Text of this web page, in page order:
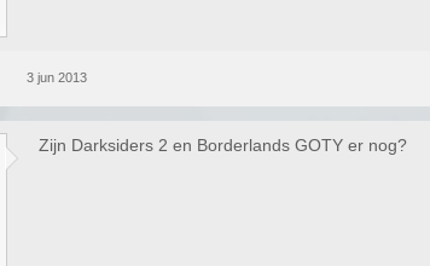
3 jun 2013
Zijn Darksiders 2 en Borderlands GOTY er nog?